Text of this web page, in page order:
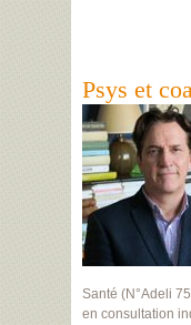
Psys et
Santé (N°Adeli
en consultation